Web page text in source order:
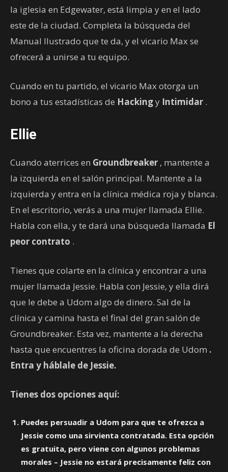
la iglesia en Edgewater, está limpia y en el lado
este de la ciudad. Completa la búsqueda del
Manual Ilustrado que te da, y el vicario Max se
ofrecerá a unirse a tu equipo.
Cuando en tu partido, el vicario Max otorga un
bono a tus estadísticas de Hackingy Intimidar .
Ellie
Cuando aterrices en Groundbreaker , mantente a
la izquierda en el salón principal. Mantente a la
izquierda y entra en la clínica médica roja y blanca.
En el escritorio, verás a una mujer llamada Ellie.
Habla con ella, y te dará una búsqueda llamada El
peor contrato .
Tienes que colarte en la clínica y encontrar a una
mujer llamada Jessie. Habla con Jessie, y ella dirá
que le debe a Udom algo de dinero. Sal de la
clínica y camina hasta el final del gran salón de
Groundbreaker. Esta vez, mantente a la derecha
hasta que encuentres la oficina dorada de Udom .
Entra y háblale de Jessie.
Tienes dos opciones aquí:
Puedes persuadir a Udom para que te ofrezca a
Jessie como una sirvienta contratada. Esta opción
es gratuita, pero viene con algunos problemas
morales – Jessie no estará precisamente feliz con